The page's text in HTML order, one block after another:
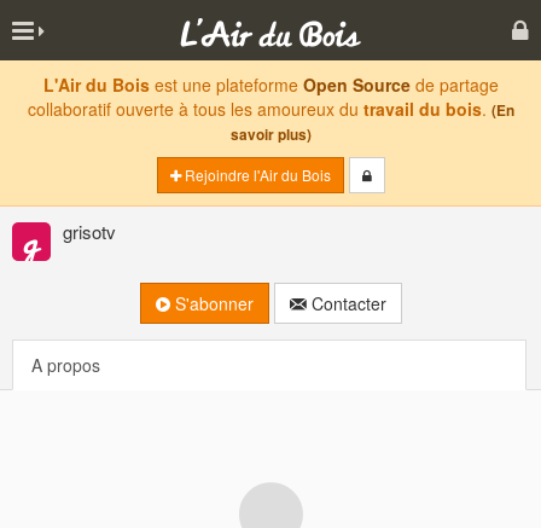
L'Air du Boisest une plateforme Open Sourcede partage
collaboratif ouverte à tous les amoureux du travail du bois. (En
savoir plus)
Rejoindre l'Air du Bois
grisotv
S'abonner Contacter
A propos